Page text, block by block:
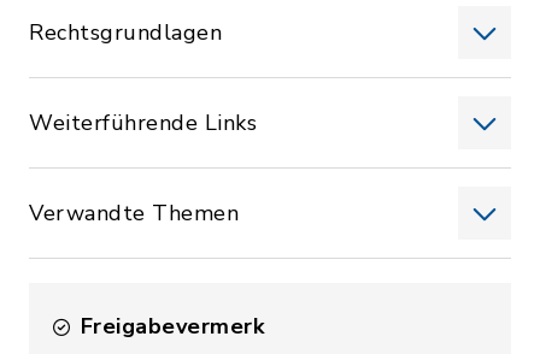
Rechtsgrundlagen
Weiterführende Links
Verwandte Themen
Freigabevermerk